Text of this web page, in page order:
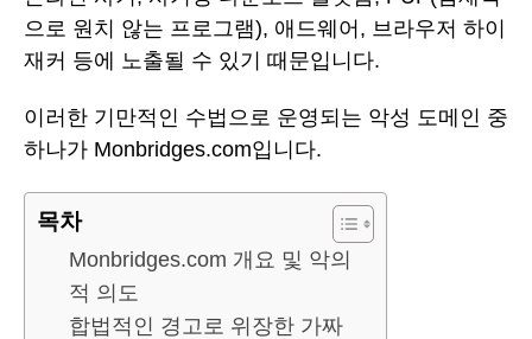
으로 원치 않는 프로그램), 애드웨어, 브라우저 하이
재커 등에 노출될 수 있기 때문입니다.
이러한 기만적인 수법으로 운영되는 악성 도메인 중
하나가 Monbridges.com입니다.
목차
Monbridges.com 개요 및 악의
적 의도
합법적인 경고로 위장한 가짜